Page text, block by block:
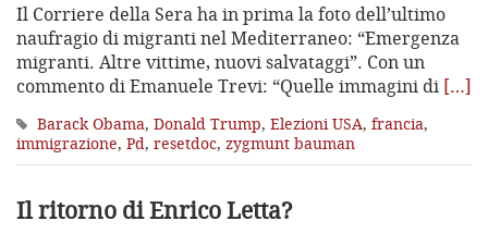
Il Corriere della Sera ha in prima la foto dell’ultimo
naufragio di migranti nel Mediterraneo: “Emergenza
migranti. Altre vittime, nuovi salvataggi”. Con un
commento di Emanuele Trevi: “Quelle immagini di […]
Barack Obama, Donald Trump, Elezioni USA, francia,
immigrazione, Pd, resetdoc, zygmunt bauman
Il ritorno di Enrico Letta?